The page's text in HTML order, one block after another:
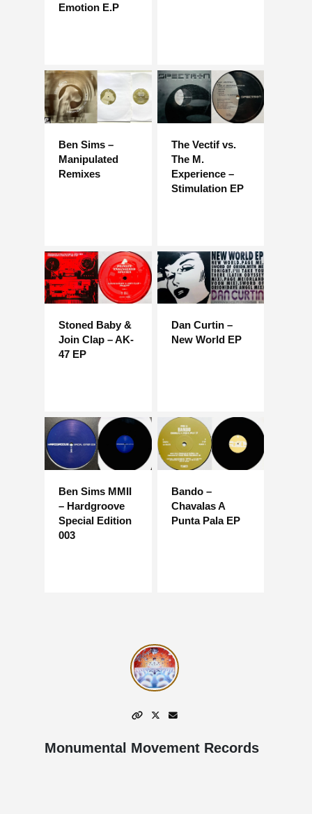
Emotion E.P
Ben Sims –
Manipulated
Remixes
The Vectif vs.
The M.
Experience –
Stimulation EP
Stoned Baby &
Join Clap – AK-
47 EP
Dan Curtin –
New World EP
Ben Sims MMII
– Hardgroove
Special Edition
003
Bando –
Chavalas A
Punta Pala EP
Monumental Movement Records